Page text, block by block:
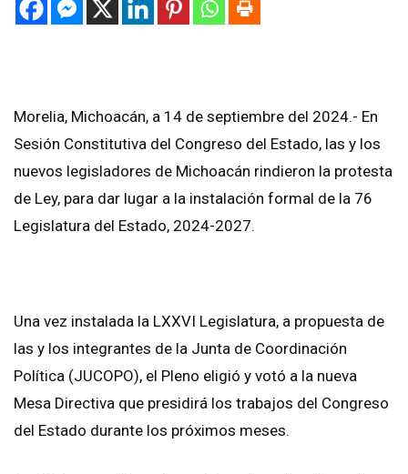
Morelia, Michoacán, a 14 de septiembre del 2024.- En
Sesión Constitutiva del Congreso del Estado, las y los
nuevos legisladores de Michoacán rindieron la protesta
de Ley, para dar lugar a la instalación formal de la 76
Legislatura del Estado, 2024-2027.
Una vez instalada la LXXVI Legislatura, a propuesta de
las y los integrantes de la Junta de Coordinación
Política (JUCOPO), el Pleno eligió y votó a la nueva
Mesa Directiva que presidirá los trabajos del Congreso
del Estado durante los próximos meses.